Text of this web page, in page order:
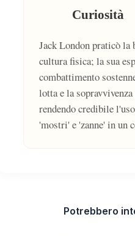
Curiosità
Jack London praticò la
cultura fisica; la sua
combattimento
lotta e la
rendendo credibile
'mostri' e 'zanne' in un
Potrebbero